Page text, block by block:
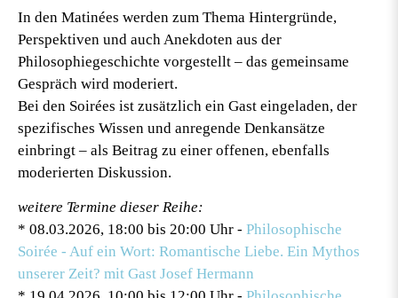
In den Matinées werden zum Thema Hintergründe,
Perspektiven und auch Anekdoten aus der
Philosophiegeschichte vorgestellt – das gemeinsame
Gespräch wird moderiert.
Bei den Soirées ist zusätzlich ein Gast eingeladen, der
spezifisches Wissen und anregende Denkansätze
einbringt – als Beitrag zu einer offenen, ebenfalls
moderierten Diskussion.
weitere Termine dieser Reihe:
* 08.03.2026, 18:00 bis 20:00 Uhr - Philosophische
Soirée - Auf ein Wort: Romantische Liebe. Ein Mythos
unserer Zeit? mit Gast Josef Hermann